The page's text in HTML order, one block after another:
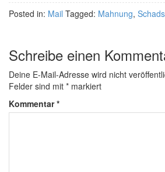
Posted in: Mail Tagged: Mahnung,
Schreibe einen
Deine E-Mail-Adresse wird nicht
Felder sind mit * markiert
Kommentar*